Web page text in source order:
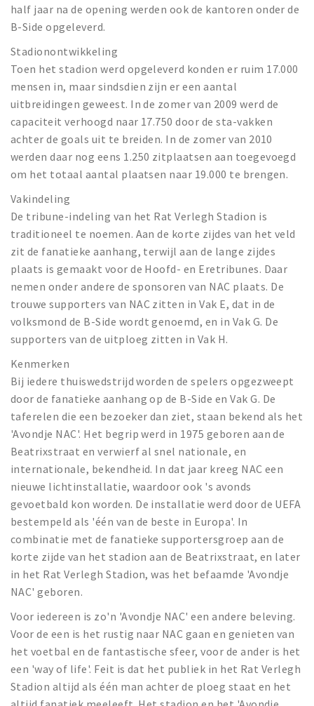
half jaar na de opening werden ook de kantoren onder de
B-Side opgeleverd.
Stadionontwikkeling
Toen het stadion werd opgeleverd konden er ruim 17.000
mensen in, maar sindsdien zijn er een aantal
uitbreidingen geweest. In de zomer van 2009 werd de
capaciteit verhoogd naar 17.750 door de sta-vakken
achter de goals uit te breiden. In de zomer van 2010
werden daar nog eens 1.250 zitplaatsen aan toegevoegd
om het totaal aantal plaatsen naar 19.000 te brengen.
Vakindeling
De tribune-indeling van het Rat Verlegh Stadion is
traditioneel te noemen. Aan de korte zijdes van het veld
zit de fanatieke aanhang, terwijl aan de lange zijdes
plaats is gemaakt voor de Hoofd- en Eretribunes. Daar
nemen onder andere de sponsoren van NAC plaats. De
trouwe supporters van NAC zitten in Vak E, dat in de
volksmond de B-Side wordt genoemd, en in Vak G. De
supporters van de uitploeg zitten in Vak H.
Kenmerken
Bij iedere thuiswedstrijd worden de spelers opgezweept
door de fanatieke aanhang op de B-Side en Vak G. De
taferelen die een bezoeker dan ziet, staan bekend als het
'Avondje NAC'. Het begrip werd in 1975 geboren aan de
Beatrixstraat en verwierf al snel nationale, en
internationale, bekendheid. In dat jaar kreeg NAC een
nieuwe lichtinstallatie, waardoor ook 's avonds
gevoetbald kon worden. De installatie werd door de UEFA
bestempeld als 'één van de beste in Europa'. In
combinatie met de fanatieke supportersgroep aan de
korte zijde van het stadion aan de Beatrixstraat, en later
in het Rat Verlegh Stadion, was het befaamde 'Avondje
NAC' geboren.
Voor iedereen is zo'n 'Avondje NAC' een andere beleving.
Voor de een is het rustig naar NAC gaan en genieten van
het voetbal en de fantastische sfeer, voor de ander is het
een 'way of life'. Feit is dat het publiek in het Rat Verlegh
Stadion altijd als één man achter de ploeg staat en het